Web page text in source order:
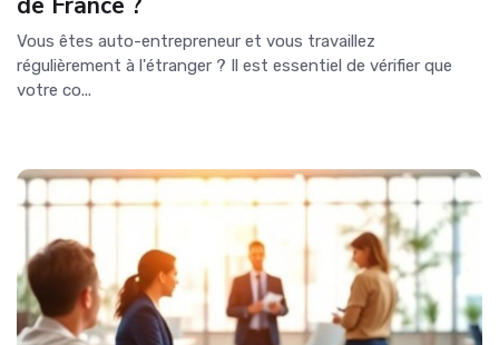
Vous êtes auto-entrepreneur et vous travaillez
régulièrement à l'étranger ? Il est essentiel de vérifier que
votre co...